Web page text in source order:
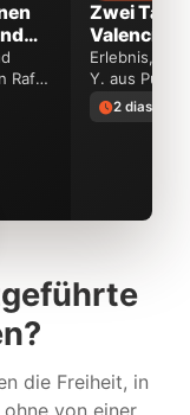
Rafa
Zwei Tage
Valencia
Erlebnis,
Y. aus
2 dias / 1
die Freiheit, in